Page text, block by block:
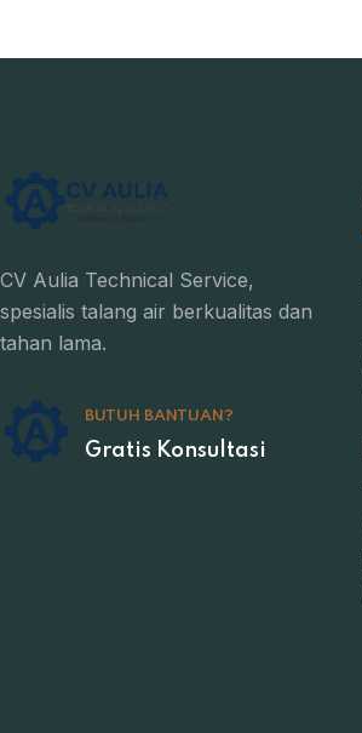
CV Aulia Technical Service,
spesialis talang air berkualitas dan
tahan lama.
BUTUH BANTUAN?
Gratis Konsultasi